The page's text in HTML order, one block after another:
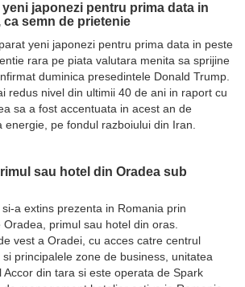
japonezi pentru prima data in
semn de prietenie
yeni japonezi pentru prima data in peste
rara pe piata valutara menita sa sprijine
duminica presedintele Donald Trump.
redus nivel din ultimii 40 de ani in raport cu
sa a fost accentuata in acest an de
pe fondul razboiului din Iran.
sau hotel din Oradea sub
a extins prezenta in Romania prin
primul sau hotel din oras.
vest a Oradei, cu acces catre centrul
principalele zone de business, unitatea
din tara si este operata de Spark